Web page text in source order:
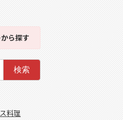
から探す
検索
料理